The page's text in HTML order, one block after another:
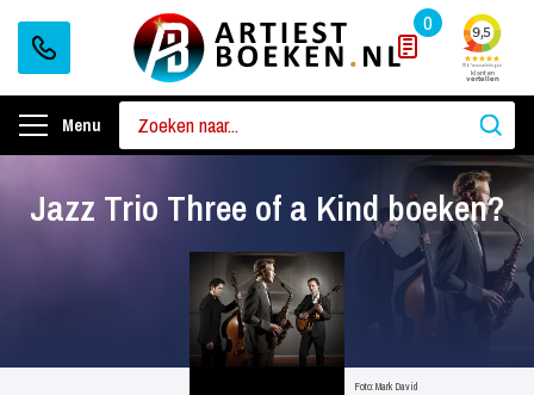
0
Menu
Jazz Trio Three of a Kind boeken?
Foto: Mark David